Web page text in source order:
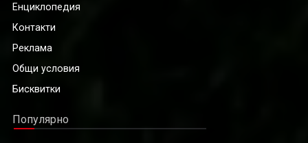
Енциклопедия
Контакти
Реклама
Общи условия
Бисквитки
Популярно